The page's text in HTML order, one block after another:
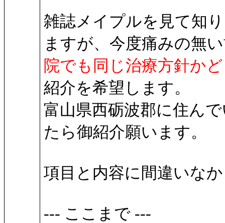
雑誌メイプルを見て知
ますが、今度痛みの無
院でも同じ治療方針か
紹介を希望します。
富山県西砺波郡に住ん
たら御紹介願います。
項目と内容に間違い
--- ここまで ---